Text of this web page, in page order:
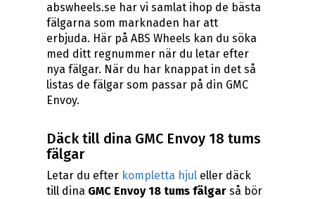
abswheels.se har vi samlat ihop de bästa
fälgarna som marknaden har att
erbjuda. Här på ABS Wheels kan du söka
med ditt regnummer när du letar efter
nya fälgar. När du har knappat in det så
listas de fälgar som passar på din GMC
Envoy.
Däck till dina GMC Envoy 18 tums
fälgar
Letar du efter kompletta hjuleller däck
till dina GMC Envoy 18 tums fälgarså bör